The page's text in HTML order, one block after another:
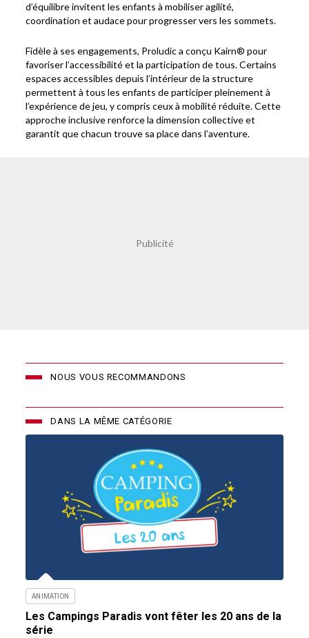
d’équilibre invitent les enfants à mobiliser agilité,
coordination et audace pour progresser vers les sommets.
Fidèle à ses engagements, Proludic a conçu Kairn® pour
favoriser l’accessibilité et la participation de tous. Certains
espaces accessibles depuis l’intérieur de la structure
permettent à tous les enfants de participer pleinement à
l’expérience de jeu, y compris ceux à mobilité réduite. Cette
approche inclusive renforce la dimension collective et
garantit que chacun trouve sa place dans l’aventure.
NOUS VOUS RECOMMANDONS
DANS LA MÊME CATÉGORIE
ANIMATION
Les Campings Paradis vont fêter les 20 ans de la
série